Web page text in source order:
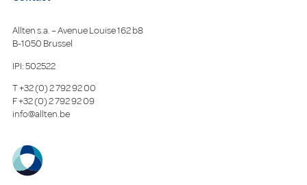
Allten s.a. – Avenue Louise 162 b8
B-1050 Brussel
IPI: 502522
T+32 (0) 2 792 92 00
F+32 (0) 2 792 92 09
info@allten.be